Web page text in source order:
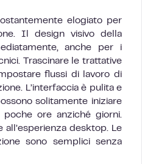
elogiato per
Il design visivo della
anche per i
Trascinare le trattative
flussi di lavoro di
L’interfaccia è pulita e
solitamente iniziare
ore anziché giorni.
all’esperienza desktop. Le
sono semplici senza